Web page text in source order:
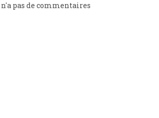
pas de commentaires